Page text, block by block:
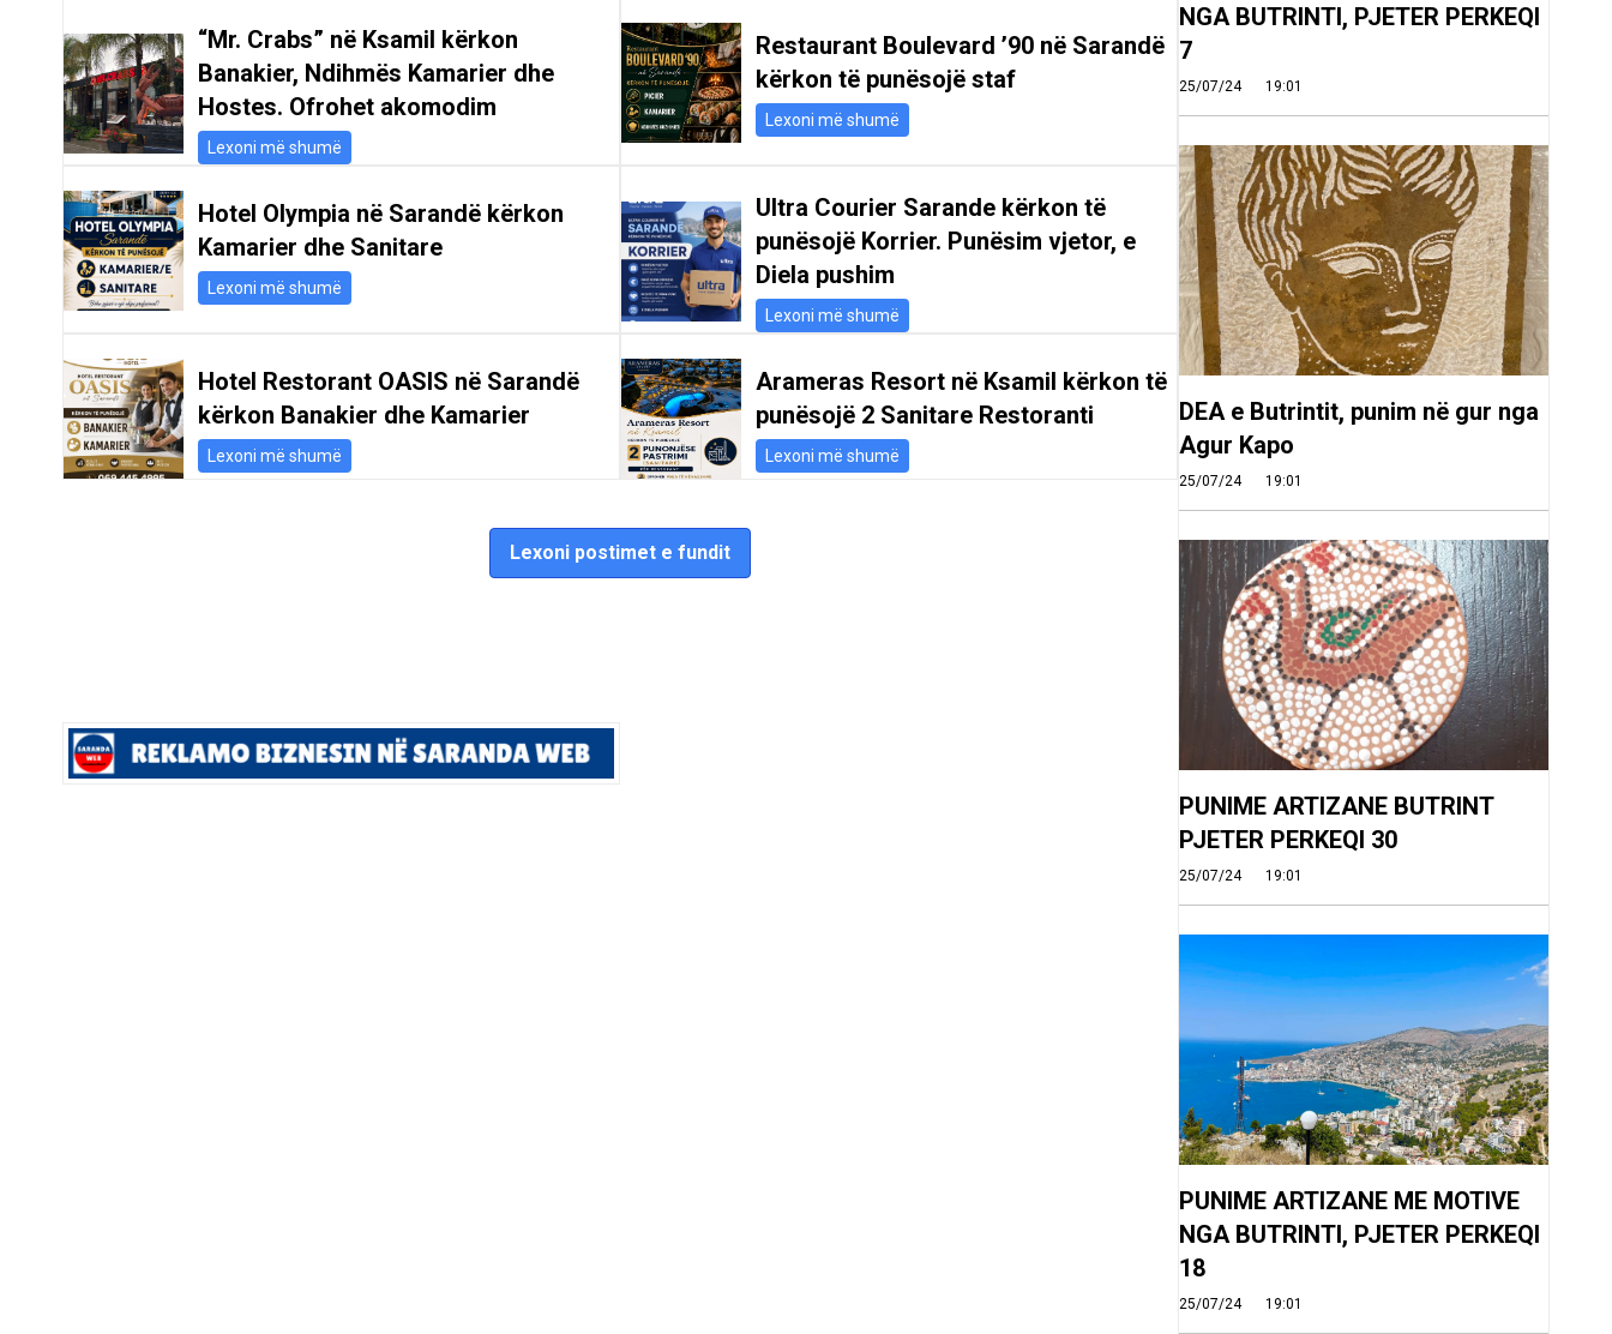
“Mr. Crabs” në Ksamil kërkon
Banakier, Ndihmës Kamarier dhe
Hostes. Ofrohet akomodim
Lexoni më shumë
Restaurant Boulevard ’90 në Sarandë
kërkon të punësojë staf
Lexoni më shumë
Hotel Olympia në Sarandë kërkon
Kamarier dhe Sanitare
Lexoni më shumë
Ultra Courier Sarande kërkon të
punësojë Korrier. Punësim vjetor, e
Diela pushim
Lexoni më shumë
Hotel Restorant OASIS në Sarandë
kërkon Banakier dhe Kamarier
Lexoni më shumë
Arameras Resort në Ksamil kërkon të
punësojë 2 Sanitare Restoranti
Lexoni më shumë
Lexoni postimet e fundit
NGA BUTRINTI, PJETER PERKEQI
7
25/07/24 19:01
DEA e Butrintit, punim në gur nga
Agur Kapo
25/07/24 19:01
PUNIME ARTIZANE BUTRINT
PJETER PERKEQI 30
25/07/24 19:01
PUNIME ARTIZANE ME MOTIVE
NGA BUTRINTI, PJETER PERKEQI
18
25/07/24 19:01